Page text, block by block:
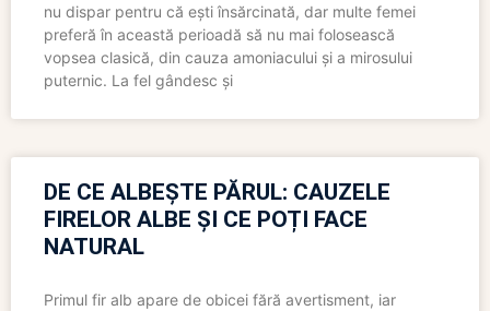
nu dispar pentru că ești însărcinată, dar multe femei
preferă în această perioadă să nu mai folosească
vopsea clasică, din cauza amoniacului și a mirosului
puternic. La fel gândesc și
DE CE ALBEȘTE PĂRUL: CAUZELE
FIRELOR ALBE ȘI CE POȚI FACE
NATURAL
Primul fir alb apare de obicei fără avertisment, iar